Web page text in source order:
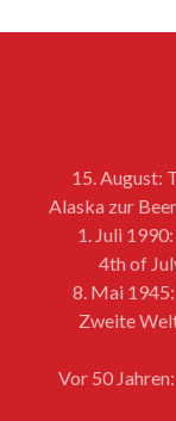
15. August:
Alaska zur
1. Juli
4th of
8. Mai
Zweite
Vor 50